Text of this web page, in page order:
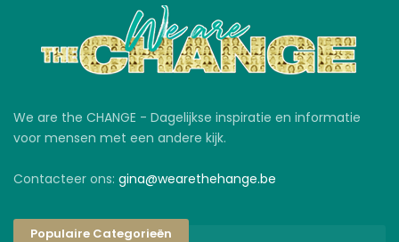
We are the CHANGE - Dagelijkse inspiratie en informatie
voor mensen met een andere kijk.
Contacteer ons: gina@wearethehange.be
Populaire Categorieën